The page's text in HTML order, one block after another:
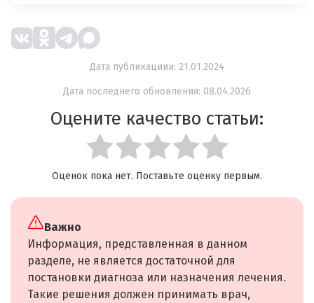
Дата публикациии: 21.01.2024
Дата последнего обновления: 08.04.2026
Оцените качество статьи:
Оценок пока нет. Поставьте оценку первым.
Важно
Информация, представленная в данном
разделе, не является достаточной для
постановки диагноза или назначения лечения.
Такие решения должен принимать врач,